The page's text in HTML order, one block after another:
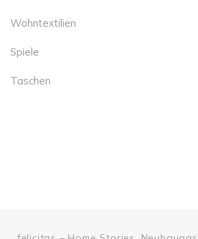
Wohntextilien
Spiele
Taschen